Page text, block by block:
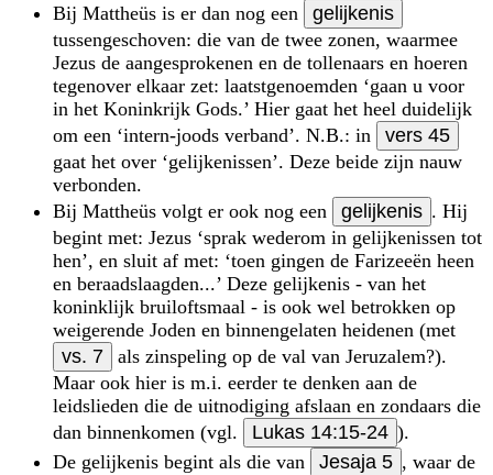
Bij Mattheüs is er dan nog een
gelijkenis
tussengeschoven: die van de twee zonen, waarmee
Jezus de aangesprokenen en de tollenaars en hoeren
tegenover elkaar zet: laatstgenoemden ‘gaan u voor
in het Koninkrijk Gods.’ Hier gaat het heel duidelijk
om een ‘intern-joods verband’. N.B.: in
vers 45
gaat het over ‘gelijkenissen’. Deze beide zijn nauw
verbonden.
Bij Mattheüs volgt er ook nog een
gelijkenis . Hij
begint met: Jezus ‘sprak wederom in gelijkenissen tot
hen’, en sluit af met: ‘toen gingen de Farizeeën heen
en beraadslaagden...’ Deze gelijkenis - van het
koninklijk bruiloftsmaal - is ook wel betrokken op
weigerende Joden en binnengelaten heidenen (met
vs. 7
als zin­speling op de val van Jeruzalem?).
Maar ook hier is m.i. eerder te denken aan de
leidslieden die de uitnodiging afslaan en zondaars die
dan binnenkomen (vgl.
Lukas 14:15-24 ).
De gelijkenis begint als die van
Jesaja 5 , waar de